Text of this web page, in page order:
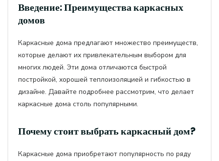
Введение: Преимущества каркасных
домов
Каркасные дома предлагают множество преимуществ,
которые делают их привлекательным выбором для
многих людей. Эти дома отличаются быстрой
постройкой, хорошей теплоизоляцией и гибкостью в
дизайне. Давайте подробнее рассмотрим, что делает
каркасные дома столь популярными.
Почему стоит выбрать каркасный дом?
Каркасные дома приобретают популярность по ряду